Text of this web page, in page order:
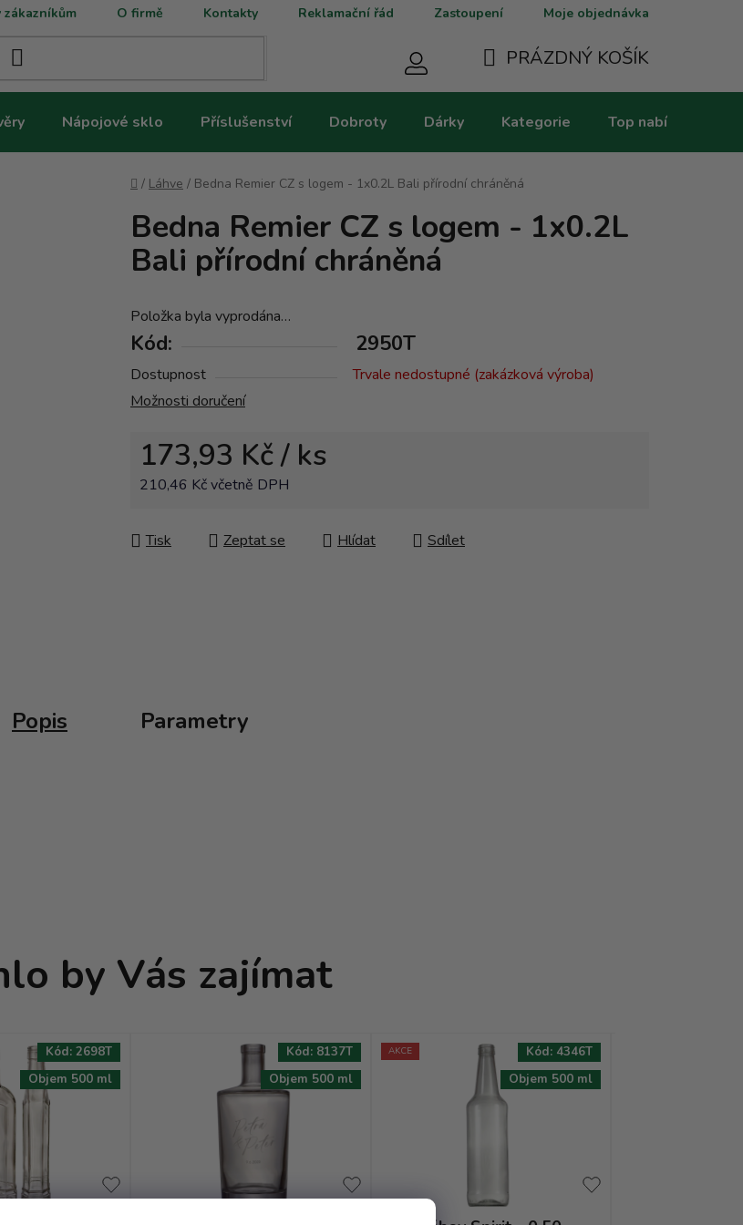
zákazníkům O firmě Kontakty Reklamační řád Zastoupení Moje objednávka
KOŠÍK
PRÁZDNÝ KOŠÍK
Nápojové sklo Příslušenství Dobroty Dárky Kategorie Top nabídky
Domů
/ Láhve / Bedna Remier CZ s logem - 1x0.2L Bali přírodní chráněná
Bedna Remier CZ s logem - 1x0.2L
Bali přírodní chráněná
Položka byla vyprodána…
Kód: 2950T
Dostupnost
Trvale nedostupné (zakázková výroba)
Možnosti doručení
173,93 Kč/ ks
210,46 Kč včetně DPH
Tisk
Zeptat se Hlídat Sdílet
Popis Parametry
by Vás zajímat
Objem 500 ml
Kód: 2698T
Objem 500 ml
Kód: 8137T AKCE
Objem 500 ml
Kód: 4346T